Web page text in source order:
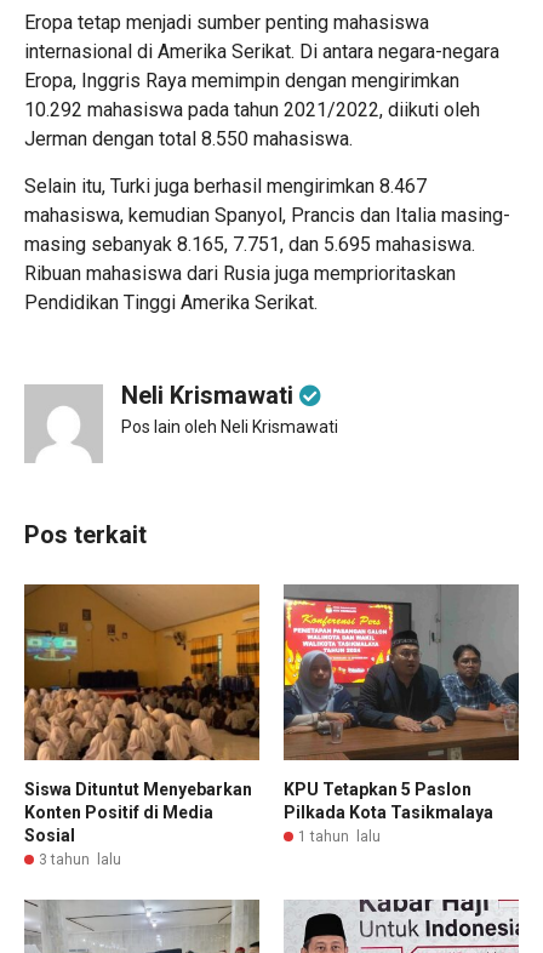
Eropa tetap menjadi sumber penting mahasiswa
internasional di Amerika Serikat. Di antara negara-negara
Eropa, Inggris Raya memimpin dengan mengirimkan
10.292 mahasiswa pada tahun 2021/2022, diikuti oleh
Jerman dengan total 8.550 mahasiswa.
Selain itu, Turki juga berhasil mengirimkan 8.467
mahasiswa, kemudian Spanyol, Prancis dan Italia masing-
masing sebanyak 8.165, 7.751, dan 5.695 mahasiswa.
Ribuan mahasiswa dari Rusia juga memprioritaskan
Pendidikan Tinggi Amerika Serikat.
Neli Krismawati
Pos lain oleh Neli Krismawati
Pos terkait
Siswa Dituntut Menyebarkan
Konten Positif di Media
Sosial
3 tahun lalu
KPU Tetapkan 5 Paslon
Pilkada Kota Tasikmalaya
1 tahun lalu